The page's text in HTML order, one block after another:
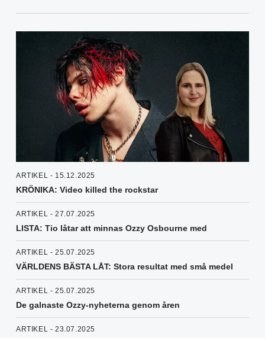
ARTIKEL - 15.12.2025
KRÖNIKA: Video killed the rockstar
ARTIKEL - 27.07.2025
LISTA: Tio låtar att minnas Ozzy Osbourne med
ARTIKEL - 25.07.2025
VÄRLDENS BÄSTA LÅT: Stora resultat med små medel
ARTIKEL - 25.07.2025
De galnaste Ozzy-nyheterna genom åren
ARTIKEL - 23.07.2025